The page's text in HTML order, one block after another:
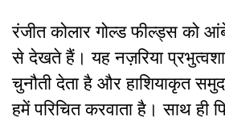
रंजीत कोलार गोल्ड फील्ड्स को
से देखते हैं। यह नज़रिया
चुनौती देता है और हाशियाकृत
हमें परिचित करवाता है। साथ ही